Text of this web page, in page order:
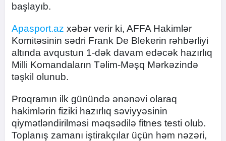
başlayıb.
Apasport.az xəbər verir ki, AFFA Hakimlər
Komitəsinin sədri Frank De Blekerin rəhbərliyi
altında avqustun 1-dək davam edəcək hazırlıq
Milli Komandaların Təlim-Məşq Mərkəzində
təşkil olunub.
Proqramın ilk günündə ənənəvi olaraq
hakimlərin fiziki hazırlıq səviyyəsinin
qiymətləndirilməsi məqsədilə fitnes testi olub.
Toplanış zamanı iştirakçılar üçün həm nəzəri,